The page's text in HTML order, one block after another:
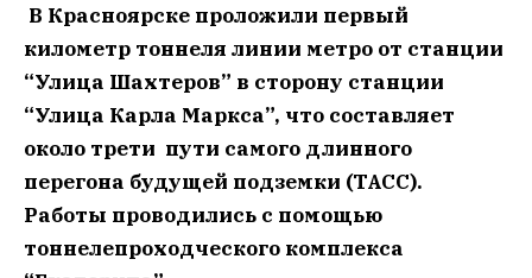
В Красноярске проложили первый
километр тоннеля линии метро от станции
“Улица Шахтеров” в сторону станции
“Улица Карла Маркса”, что составляет
около трети пути самого длинного
перегона будущей подземки (ТАСС).
Работы проводились с помощью
тоннелепроходческого комплекса